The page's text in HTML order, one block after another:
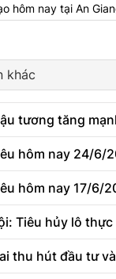
hôm nay tại An
khác
tương tăng
hôm nay 24/6/
hôm nay 17/6/
Tiêu hủy lô
thu hút đầu tư